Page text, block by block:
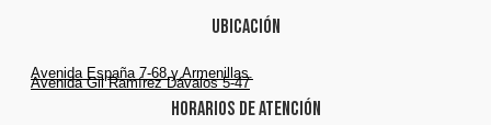
Ubicación
Avenida España 7-68 y Armenillas.
Avenida Gil Ramírez Dávalos 5-47
Horarios de atención